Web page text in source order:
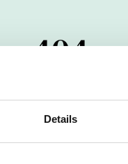
Details
404
Vi
om våra